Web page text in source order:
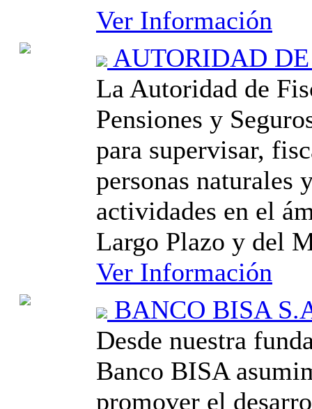
Ver Información
AUTORIDAD
La Autoridad de
Pensiones y
para supervisar,
personas naturales
actividades en el
Largo Plazo y del
Ver Información
BANCO BISA
Desde nuestra
Banco BISA
promover el